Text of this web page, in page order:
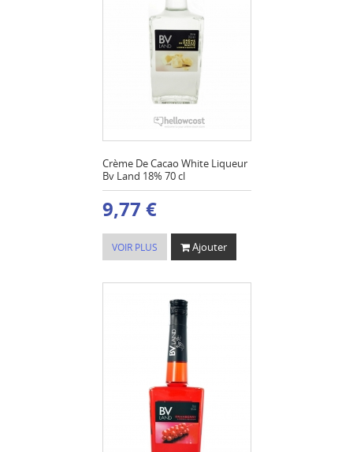
Crème De Cacao White Liqueur
Bv Land 18% 70 cl
9,77 €
VOIR PLUS Ajouter